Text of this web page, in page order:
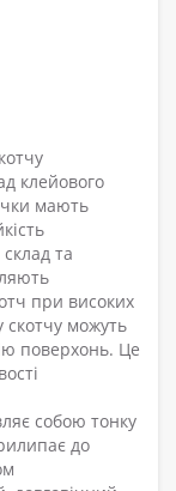
клейового
мають
та
при високих
скотчу можуть
поверхонь. Це
собою тонку
до